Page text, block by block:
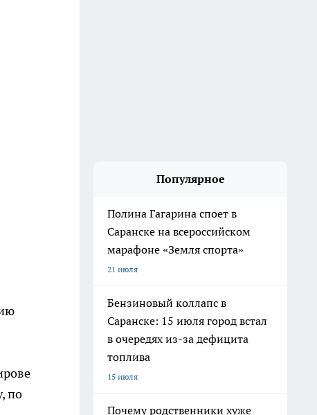
по
Популярное
Полина Гагарина споет в
Саранске на всероссийском
марафоне «Земля спорта»
21 июля
Бензиновый коллапс в
Саранске: 15 июля город встал
в очередях из-за дефицита
топлива
15 июля
Почему родственники хуже